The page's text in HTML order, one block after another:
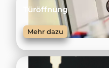
Türöffnung
Mehr dazu